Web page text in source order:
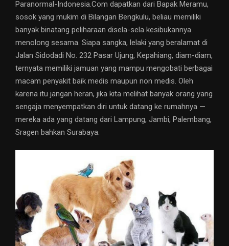
Paranormal-Indonesia.Com dapatkan dari Bapak Meramu,
sosok yang mukim di Bilangan Bengkulu, beliau memiliki
banyak binatang peliharaan disela-sela kesibukannya
menolong sesama. Siapa sangka, lelaki yang beralamat di
Jalan Sidodadi No. 232 Pasar Ujung, Kepahiang, diam-diam,
ternyata memiliki jamuan yang mampu mengobati berbagai
macam penyakit baik medis maupun non medis. Oleh
karena itu jangan heran, jika kita melihat banyak orang yang
sengaja menyempatkan diri untuk datang ke rumahnya —
mereka ada yang datang dari Lampung, Jambi, Palembang,
Sragen bahkan Surabaya.